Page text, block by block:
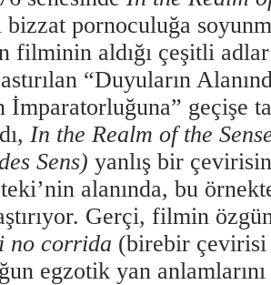
pornoculuğa
filminin aldığı çeşitli
“Duyuların
İmparatorluğuna” geçişe
In the Realm of the
Sens) yanlış bir
alanında, bu
Gerçi, filmin
no corrida (birebir çevirisi
egzotik yan